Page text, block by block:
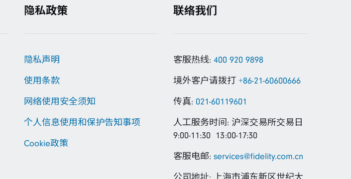
隐私政策
隐私声明
使用条款
网络使用安全须知
个人信息使用和保护告知事项
Cookie政策
联络我们
客服热线: 400 920 9898
境外客户请拨打 +86-21-60600666
传真: 021-60119601
人工服务时间: 沪深交易所交易日
9:00-11:30 13:00-17:30
客服电邮: services@fidelity.com.cn